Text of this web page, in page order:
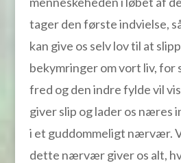
tager den første indvielse,
kan give os selv lov til at
bekymringer om vort liv, for
fred og den indre fylde vil
giver slip og lader os næres
i et guddommeligt nærvær.
dette nærvær giver os alt,